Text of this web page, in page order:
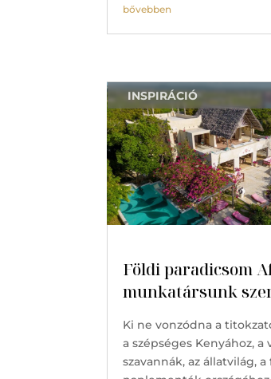
bővebben
Földi paradicsom
munkatársunk
INSPIRÁCIÓ
Ki ne vonzódna a
a szépséges Kenyához, a
szavannák, az állatvilág,